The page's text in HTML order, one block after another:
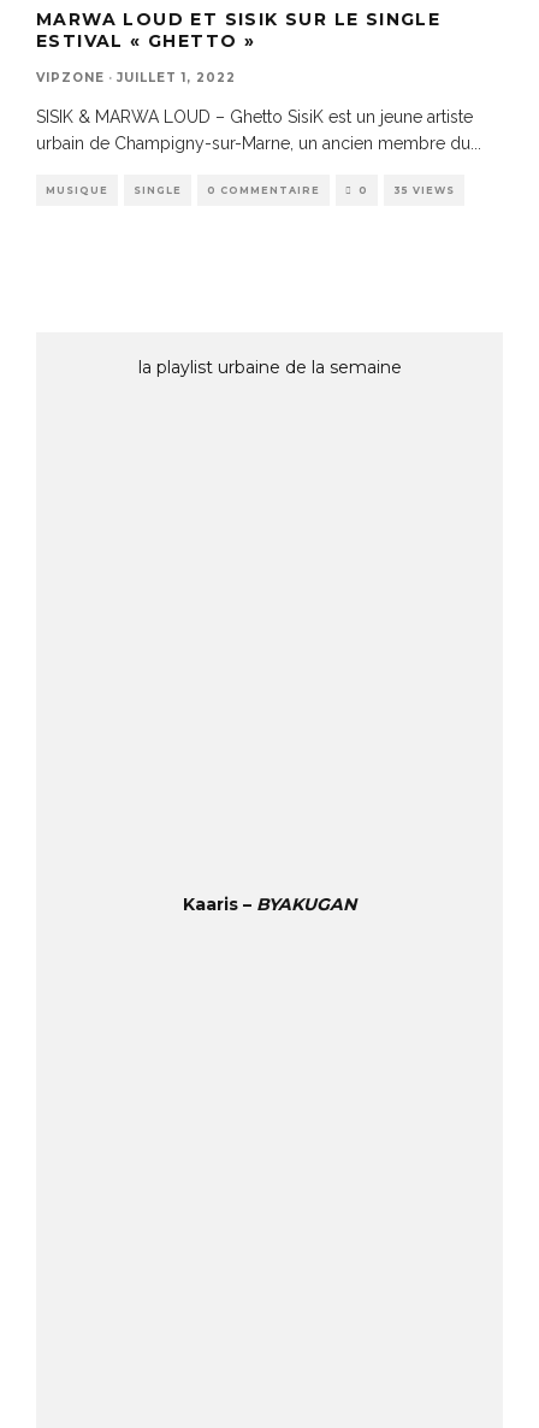
MARWA LOUD ET SISIK SUR LE SINGLE
ESTIVAL « GHETTO »
VIPZONE · JUILLET 1, 2022
SISIK & MARWA LOUD – Ghetto SisiK est un jeune artiste
urbain de Champigny-sur-Marne, un ancien membre du
MUSIQUE SINGLE 0 COMMENTAIRE 0 35 VIEWS
la playlist urbaine de la semaine
Kaaris – BYAKUGAN